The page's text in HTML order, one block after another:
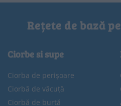
Rețete de bază
Ciorbe si supe
Ciorba de perișoare
Ciorbă de văcuță
Ciorbă de burtă